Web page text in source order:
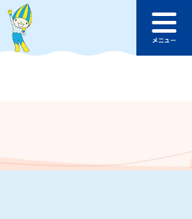
このページの本文へ
ュ